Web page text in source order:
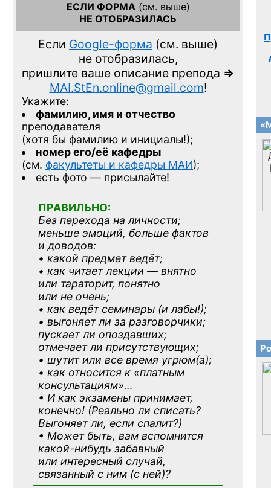
ЕСЛИ ФОРМА(см. выше)
НЕ ОТОБРАЗИЛАСЬ
Если Google-форма (см. выше)
не отобразилась,
пришлите ваше описание препода =>
MAI.StEn.online@gmail.com!
Укажите:
фамилию, имя и отчество
преподавателя
(хотя бы фамилию и инициалы!);
номер его/её кафедры
(см. факультеты и кафедры МАИ);
есть фото — присылайте!
ПРАВИЛЬНО:
Без перехода на личности;
меньше эмоций, больше фактов
и доводов:
• какой предмет ведёт;
• как читает лекции — внятно
или тараторит, понятно
или не очень;
• как ведёт семинары (и лабы!);
• выгоняет ли за разговорчики;
пускает ли опоздавших;
отмечает ли присутствующих;
• шутит или все время угрюм(а);
• как относится к «платным
консультациям»…
• И как экзамены принимает,
конечно! (Реально ли списать?
Выгоняет ли, если спалит?)
• Может быть, вам вспомнится
какой-нибудь забавный
или интересный случай,
связанный с ним (с ней)?